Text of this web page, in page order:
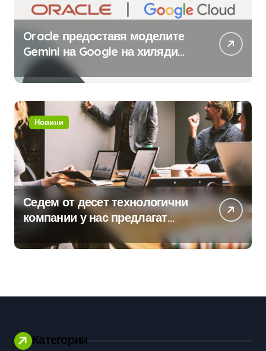
Oracle предоставя моделите
Gemini на Google на хиляди
клиенти на бизнес
приложения
Новини
Седем от десет технологични
компании у нас предлагат
хибридна работа
Категории